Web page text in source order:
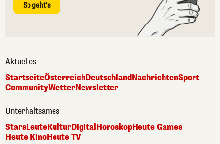
So geht's
Aktuelles
StartseiteÖsterreichDeutschlandNachrichtenSport
CommunityWetterNewsletter
Unterhaltsames
StarsLeuteKulturDigital HoroskopHeute Games
Heute KinoHeute TV